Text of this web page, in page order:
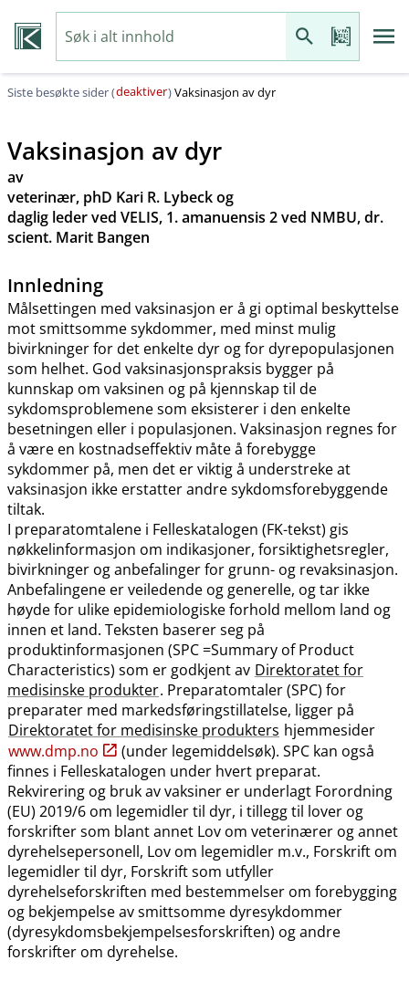
Siste besøkte sider (deaktiver)Vaksinasjon av dyr
Vaksinasjon av dyr
av
veterinær, phD Kari R. Lybeck og
daglig leder ved VELIS, 1. amanuensis 2 ved NMBU, dr.
scient. Marit Bangen
Innledning
Målsettingen med vaksinasjon er å gi optimal beskyttelse
mot smittsomme sykdommer, med minst mulig
bivirkninger for det enkelte dyr og for dyrepopulasjonen
som helhet. God vaksinasjonspraksis bygger på
kunnskap om vaksinen og på kjennskap til de
sykdomsproblemene som eksisterer i den enkelte
besetningen eller i populasjonen. Vaksinasjon regnes for
å være en kostnadseffektiv måte å forebygge
sykdommer på, men det er viktig å understreke at
vaksinasjon ikke erstatter andre sykdomsforebyggende
tiltak.
I preparatomtalene i Felleskatalogen (FK-tekst) gis
nøkkelinformasjon om indikasjoner, forsiktighetsregler,
bivirkninger og anbefalinger for grunn- og revaksinasjon.
Anbefalingene er veiledende og generelle, og tar ikke
høyde for ulike epidemiologiske forhold mellom land og
innen et land. Teksten baserer seg på
produktinformasjonen (SPC =Summary of Product
Characteristics) som er godkjent av Direktoratet for
medisinske produkter. Preparatomtaler (SPC) for
preparater med markedsføringstillatelse, ligger på
Direktoratet for medisinske produkters hjemmesider
www.dmp.no
(under legemiddelsøk). SPC kan også
finnes i Felleskatalogen under hvert preparat.
Rekvirering og bruk av vaksiner er underlagt Forordning
(EU) 2019/6 om legemidler til dyr, i tillegg til lover og
forskrifter som blant annet Lov om veterinærer og annet
dyrehelsepersonell, Lov om legemidler m.v., Forskrift om
legemidler til dyr, Forskrift som utfyller
dyrehelseforskriften med bestemmelser om forebygging
og bekjempelse av smittsomme dyresykdommer
(dyresykdomsbekjempelsesforskriften) og andre
forskrifter om dyrehelse.